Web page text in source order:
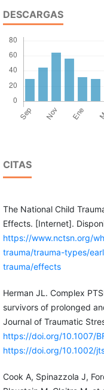
DESCARGAS
CITAS
The National Child
Effects. [Internet].
https://www.nctsn.org/
trauma/trauma-types/
trauma/effects
Herman JL. Complex
survivors of prolonged
Journal of Traumatic
https://doi.org/10.1007/
https://doi.org/10.1002/
Cook A, Spinazzola J,